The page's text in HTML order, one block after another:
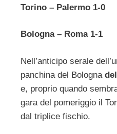
Torino – Palermo 1-0
Bologna – Roma 1-1
Nell’anticipo serale
panchina del Bologna
e, proprio quando
gara del pomeriggio il
dal triplice fischio.